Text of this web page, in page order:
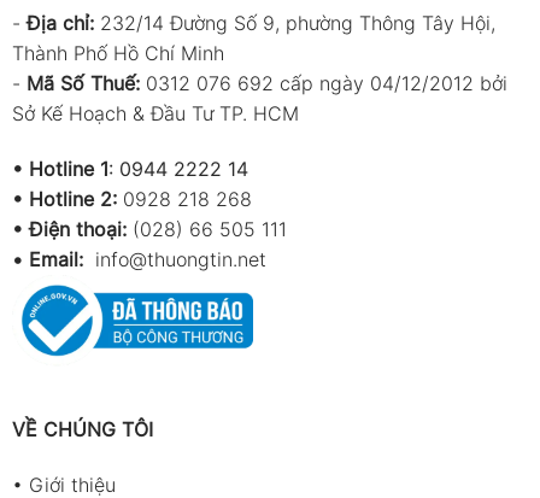
-Địa chỉ: 232/14 Đường Số 9, phường Thông Tây Hội,
Thành Phố Hồ Chí Minh
- Mã Số Thuế: 0312 076 692 cấp ngày 04/12/2012 bởi
Sở Kế Hoạch & Đầu Tư TP. HCM
• Hotline 1: 0944 2222 14
• Hotline 2: 0928 218 268
• Điện thoại: (028) 66 505 111
• Email: info@thuongtin.net
VỀ CHÚNG TÔI
• Giới thiệu